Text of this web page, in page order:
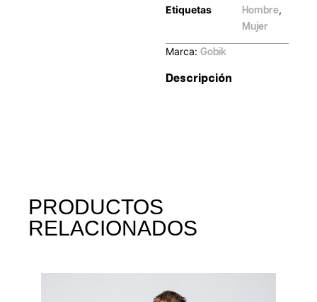
Etiquetas Hombre,
Mujer
Marca: Gobik
Descripción
PRODUCTOS
RELACIONADOS